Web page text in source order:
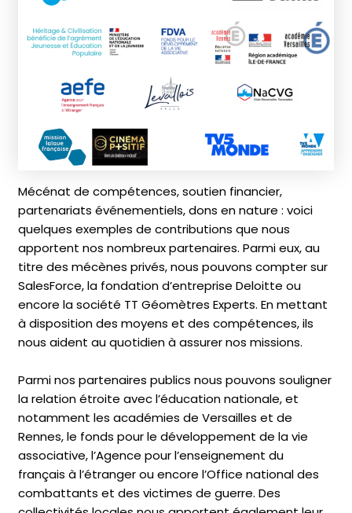
Mécénat de compétences, soutien financier,
partenariats événementiels, dons en nature : voici
quelques exemples de contributions que nous
apportent nos nombreux partenaires. Parmi eux, au
titre des mécènes privés, nous pouvons compter sur
SalesForce, la fondation d’entreprise Deloitte ou
encore la société TT Géomètres Experts. En mettant
à disposition des moyens et des compétences, ils
nous aident au quotidien à assurer nos missions.
Parmi nos partenaires publics nous pouvons souligner
la relation étroite avec l’éducation nationale, et
notamment les académies de Versailles et de
Rennes, le fonds pour le développement de la vie
associative, l’Agence pour l’enseignement du
français à l’étranger ou encore l’Office national des
combattants et des victimes de guerre. Des